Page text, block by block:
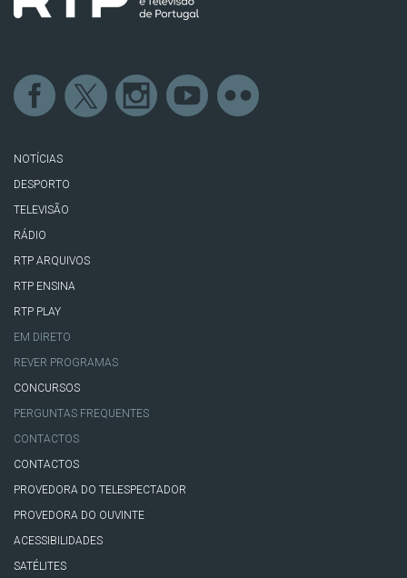
NOTÍCIAS
DESPORTO
TELEVISÃO
RÁDIO
RTP ARQUIVOS
RTP ENSINA
RTP PLAY
EM DIRETO
REVER PROGRAMAS
CONCURSOS
PERGUNTAS FREQUENTES
CONTACTOS
CONTACTOS
PROVEDORA DO TELESPECTADOR
PROVEDORA DO OUVINTE
ACESSIBILIDADES
SATÉLITES